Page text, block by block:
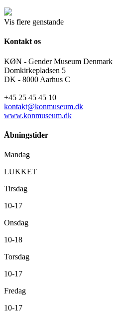
Vis flere genstande
Kontakt os
KØN - Gender Museum Denmark
Domkirkepladsen 5
DK - 8000 Aarhus C
+45 25 45 45 10
kontakt@konmuseum.dk
www.konmuseum.dk
Åbningstider
Mandag
LUKKET
Tirsdag
10-17
Onsdag
10-18
Torsdag
10-17
Fredag
10-17